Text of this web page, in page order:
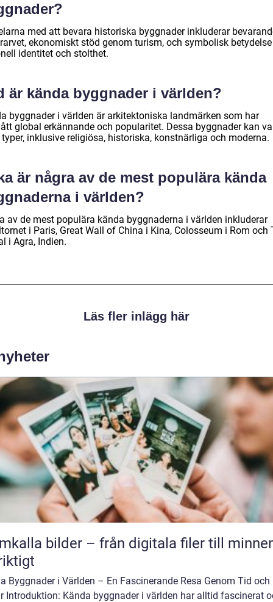
med att bevara historiska byggnader inkluderar
ekonomiskt stöd genom turism, och symbolisk
identitet och stolthet.
är kända byggnader i världen?
byggnader i världen är arkitektoniska landmärken som har
global erkännande och popularitet. Dessa byggnader kan
inklusive religiösa, historiska, konstnärliga och moderna.
är några av de mest populära kända
i världen?
av de mest populära kända byggnaderna i världen inkluderar
i Paris, Great Wall of China i Kina, Colosseum i Rom och
i Agra, Indien.
Läs fler inlägg här
bilder – från digitala filer till
Byggnader i Världen – En Fascinerande Resa Genom Tid och
Introduktion: Kända byggnader i världen har alltid fascinerat